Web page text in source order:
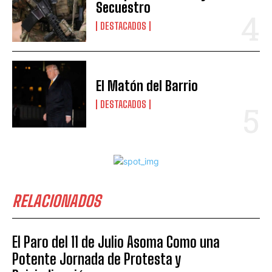
Secuestro
DESTACADOS
El Matón del Barrio
DESTACADOS
RELACIONADOS
El Paro del 11 de Julio Asoma Como una
Potente Jornada de Protesta y